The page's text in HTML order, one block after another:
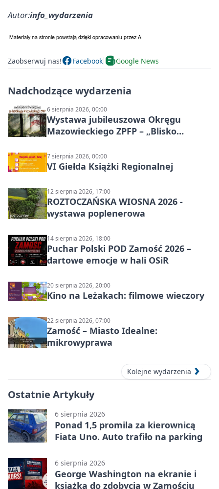
Autor:info_wydarzenia
Zaobserwuj nas! Facebook Google News
Nadchodzące wydarzenia
6 sierpnia 2026, 00:00
Wystawa jubileuszowa Okręgu
Mazowieckiego ZPFP – „Blisko
7 sierpnia 2026, 00:00
VI Giełda Książki Regionalnej
12 sierpnia 2026, 17:00
ROZTOCZAŃSKA WIOSNA 2026 -
wystawa poplenerowa
14 sierpnia 2026, 18:00
Puchar Polski POD Zamość 2026 –
dartowe emocje w hali OSiR
20 sierpnia 2026, 20:00
Kino na Leżakach: filmowe wieczory
22 sierpnia 2026, 07:00
Zamość – Miasto Idealne:
mikrowyprawa
Kolejne wydarzenia
Ostatnie Artykuły
6 sierpnia 2026
Ponad 1,5 promila za kierownicą
Fiata Uno. Auto trafiło na parking
6 sierpnia 2026
George Washington na ekranie i
książka do zdobycia w Zamościu